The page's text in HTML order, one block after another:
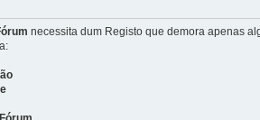
necessita dum Registo que demora apenas